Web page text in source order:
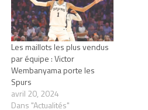
Les maillots les plus vendus
par équipe : Victor
Wembanyama porte les
Spurs
avril 20, 2024
Dans "Actualités"